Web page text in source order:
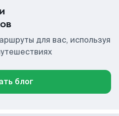
для вас, используя
блог